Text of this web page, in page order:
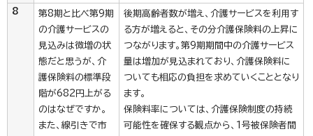
8
第8期と比べ第9期
の介護サービスの
見込みは微増の状
態だと思うが、介
護保険料の標準段
階が682円上がる
のはなぜですか。
また、線引きで市
後期高齢者数が増え、介護サービスを利用す
る方が増えると、その分介護保険料の上昇に
つながります。第9期期間中の介護サービス
量は増加が見込まれており、介護保険料に
ついても相応の負担を求めていくこととなり
ます。
保険料率については、介護保険制度の持続
可能性を確保する観点から、1号被保険者間